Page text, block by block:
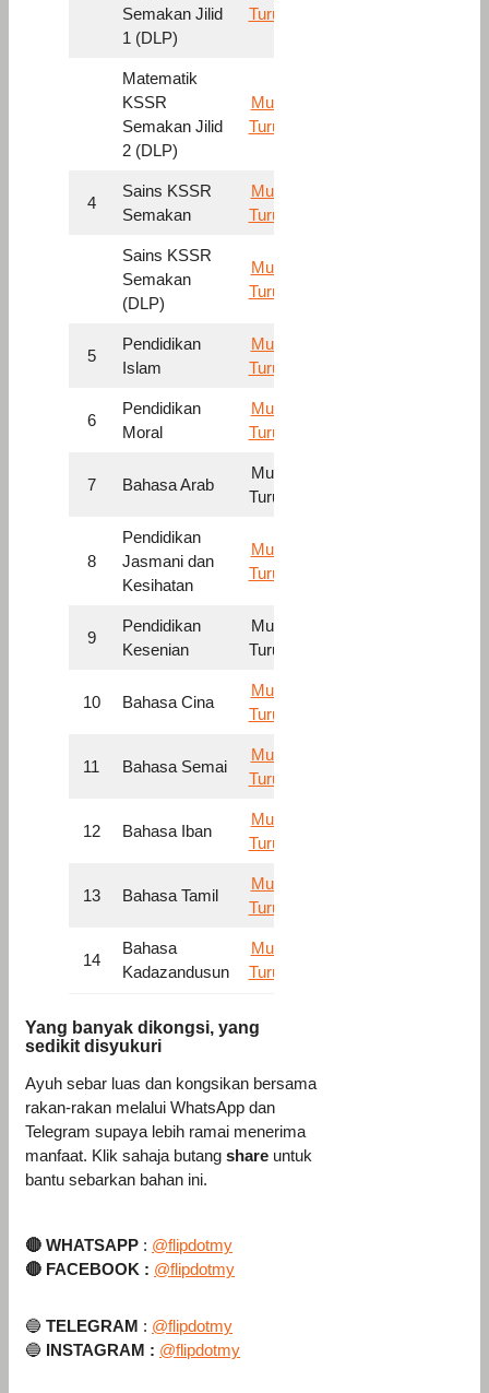
Semakan Jilid
1 (DLP)
Turun
Matematik
KSSR
Semakan Jilid
2 (DLP)
Muat
Turun
4
Sains KSSR
Semakan
Muat
Turun
Sains KSSR
Semakan
(DLP)
Muat
Turun
5
Pendidikan
Islam
Muat
Turun
6
Pendidikan
Moral
Muat
Turun
7 Bahasa Arab
Muat
Turun
8
Pendidikan
Jasmani dan
Kesihatan
Muat
Turun
9
Pendidikan
Kesenian
Muat
Turun
10 Bahasa Cina
Muat
Turun
11 Bahasa Semai
Muat
Turun
12 Bahasa Iban
Muat
Turun
13 Bahasa Tamil
Muat
Turun
14
Bahasa
Kadazandusun
Muat
Turun
Yang banyak dikongsi, yang
sedikit disyukuri
Ayuh sebar luas dan kongsikan bersama
rakan-rakan melalui WhatsApp dan
Telegram supaya lebih ramai menerima
manfaat. Klik sahaja butang share untuk
bantu sebarkan bahan ini.
🔴 WHATSAPP : @flipdotmy
🔴 FACEBOOK : @flipdotmy
🔵 TELEGRAM : @flipdotmy
🔵 INSTAGRAM : @flipdotmy